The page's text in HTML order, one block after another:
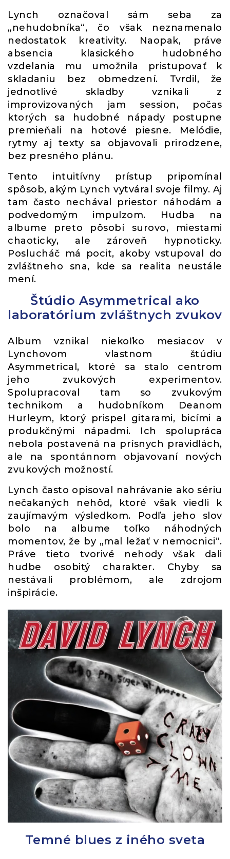
Lynch označoval sám seba za
„nehudobníka“, čo však neznamenalo
nedostatok kreativity. Naopak, práve
absencia klasického hudobného
vzdelania mu umožnila pristupovať k
skladaniu bez obmedzení. Tvrdil, že
jednotlivé skladby vznikali z
improvizovaných jam session, počas
ktorých sa hudobné nápady postupne
premieňali na hotové piesne. Melódie,
rytmy aj texty sa objavovali prirodzene,
bez presného plánu.
Tento intuitívny prístup pripomínal
spôsob, akým Lynch vytváral svoje filmy. Aj
tam často nechával priestor náhodám a
podvedomým impulzom. Hudba na
albume preto pôsobí surovo, miestami
chaoticky, ale zároveň hypnoticky.
Poslucháč má pocit, akoby vstupoval do
zvláštneho sna, kde sa realita neustále
mení.
Štúdio Asymmetrical ako
laboratórium zvláštnych zvukov
Album vznikal niekoľko mesiacov v
Lynchovom vlastnom štúdiu
Asymmetrical, ktoré sa stalo centrom
jeho zvukových experimentov.
Spolupracoval tam so zvukovým
technikom a hudobníkom Deanom
Hurleym, ktorý prispel gitarami, bicími a
produkčnými nápadmi. Ich spolupráca
nebola postavená na prísnych pravidlách,
ale na spontánnom objavovaní nových
zvukových možností.
Lynch často opisoval nahrávanie ako sériu
nečakaných nehôd, ktoré však viedli k
zaujímavým výsledkom. Podľa jeho slov
bolo na albume toľko náhodných
momentov, že by „mal ležať v nemocnici“.
Práve tieto tvorivé nehody však dali
hudbe osobitý charakter. Chyby sa
nestávali problémom, ale zdrojom
inšpirácie.
Temné blues z iného sveta